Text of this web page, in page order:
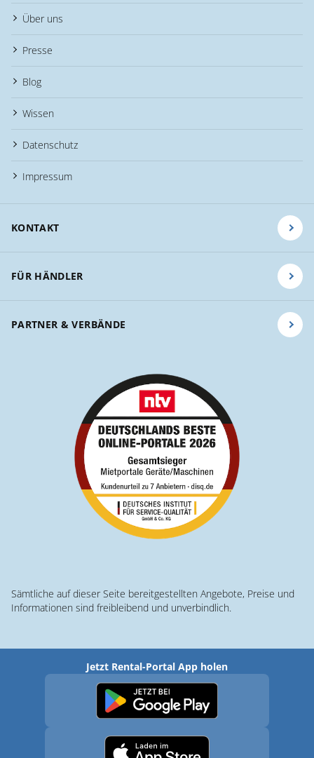
Über uns
Presse
Blog
Wissen
Datenschutz
Impressum
KONTAKT
FÜR HÄNDLER
PARTNER & VERBÄNDE
Sämtliche auf dieser Seite bereitgestellten Angebote, Preise und
Informationen sind freibleibend und unverbindlich.
Jetzt Rental-Portal App holen